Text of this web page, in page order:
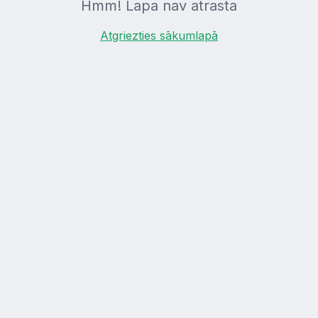
Hmm! Lapa nav atrasta
Atgriezties sākumlapā